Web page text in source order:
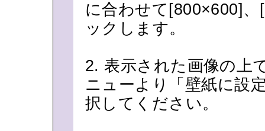
に合わせて[800×600]
ックします。
2. 表示された画像の上
ニューより「壁紙に設
択してください。